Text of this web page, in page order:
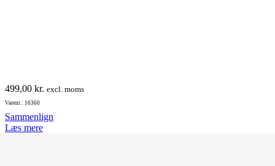
499,00 kr. excl. moms
Varenr.: 16360
Sammenlign
Læs mere